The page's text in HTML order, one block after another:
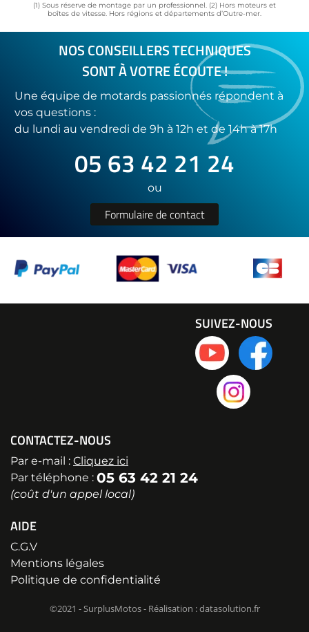
(1) Sous réserve de montage par un professionnel. (2) Hors moteurs et
boîtes de vitesse. Hors régions et départements d’Outre-mer.
NOS CONSEILLERS TECHNIQUES
SONT À VOTRE ÉCOUTE !
Une équipe de motards passionnés répondent à
vos questions :
du lundi au vendredi de 9h à 12h et de 14h à 17h
05 63 42 21 24
ou
Formulaire de contact
CONTACTEZ-NOUS
Par e-mail : Cliquez ici
Par téléphone : 05 63 42 21 24
(coût d'un appel local)
AIDE
C.G.V
Mentions légales
Politique de confidentialité
SUIVEZ-NOUS
©2021 - SurplusMotos - Réalisation : datasolution.fr